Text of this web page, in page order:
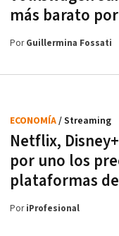
más barato
PorGuillermina Fossati
Netflix,
por uno los
plataformas
ECONOMÍA/ Streaming
PoriProfesional